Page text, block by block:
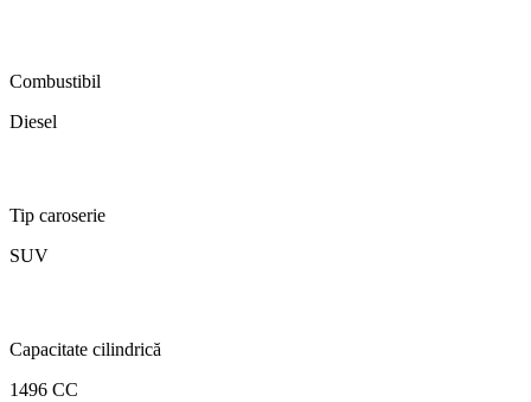
Combustibil
Diesel
Tip caroserie
SUV
Capacitate cilindrică
1496 CC